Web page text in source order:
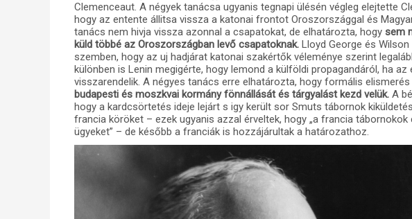
Clemenceaut. A négyek tanácsa ugyanis tegnapi ülésén végleg elejtette
hogy az entente állitsa vissza a katonai frontot Oroszországgal és
tanács nem hivja vissza azonnal a csapatokat, de elhatározta, hogy sem
küld többé az Oroszországban levő csapatoknak. Lloyd George és
szemben, hogy az uj hadjárat katonai szakértők véleménye szerint
különben is Lenin megigérte, hogy lemond a külföldi propagandáról, ha
visszarendelik. A négyes tanács erre elhatározta, hogy formális elismerés
budapesti és moszkvai kormány fönnállását és tárgyalást kezd velük. A
hogy a kardcsörtetés ideje lejárt s igy került sor Smuts tábornok
francia köröket – ezek ugyanis azzal érveltek, hogy „a francia
ügyeket” – de később a franciák is hozzájárultak a határozathoz.